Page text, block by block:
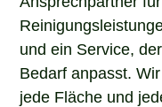
und ein Service,
Bedarf anpasst.
jede Fläche und